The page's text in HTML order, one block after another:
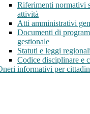
Riferimenti normativi
attività
Atti amministrativi
Documenti di
gestionale
Statuti e leggi regionali
Codice disciplinare e
informativi per